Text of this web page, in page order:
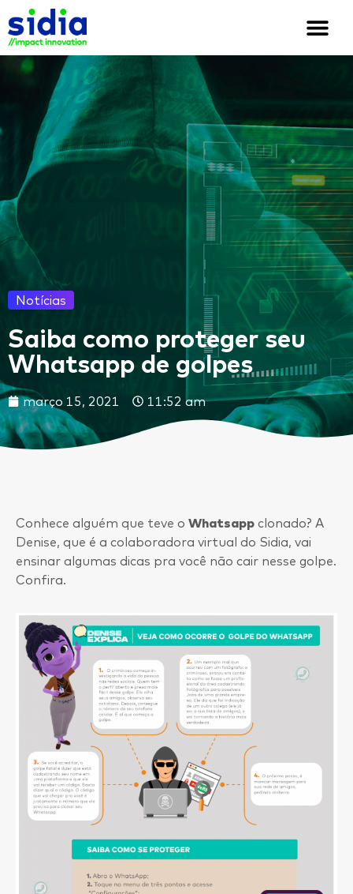
Notícias
Saiba como proteger seu
Whatsapp de golpes
março 15, 2021 11:52 am
Conhece alguém que teve o Whatsapp clonado? A
Denise, que é a colaboradora virtual do Sidia, vai
ensinar algumas dicas pra você não cair nesse golpe.
Confira.